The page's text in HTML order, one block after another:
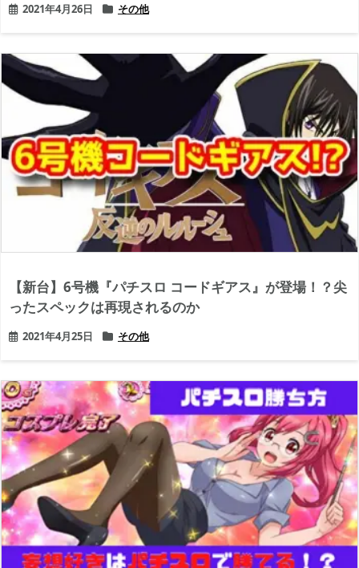
2021年4月26日 その他
【新台】6号機『パチスロ コードギアス』が登場！？尖
ったスペックは再現されるのか
2021年4月25日 その他